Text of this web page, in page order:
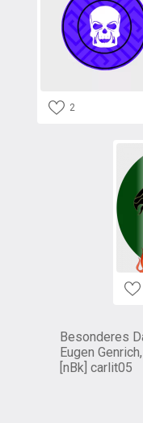
2
Besonderes
Eugen
[nBk] carlit05